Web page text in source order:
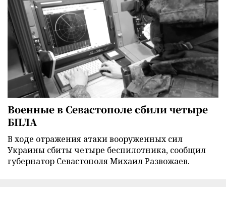
Военные в Севастополе сбили четыре
БПЛА
В ходе отражения атаки вооруженных сил
Украины сбиты четыре беспилотника, сообщил
губернатор Севастополя Михаил Развожаев.